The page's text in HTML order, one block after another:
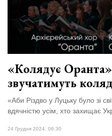
«Колядує
звучатимуть
«Аби Різдво у Луцьку було зі
вдячністю усім, хто захищає
24 Грудня 2024, 06:30